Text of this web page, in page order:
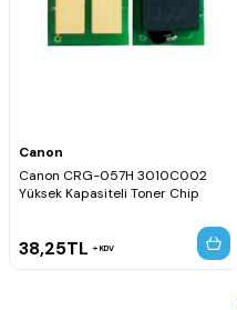
Canon
Canon CRG-057H 3010C002
Yüksek Kapasiteli Toner Chip
38,25TL KDV